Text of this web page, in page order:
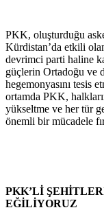
PKK, oluşturduğu
Kürdistan’da etkili
devrimci parti haline
güçlerin Ortadoğu ve
hegemonyasını tesis
ortamda PKK,
yükseltme ve her tür
önemli bir mücadele
PKK’Lİ
EĞİLİYORUZ